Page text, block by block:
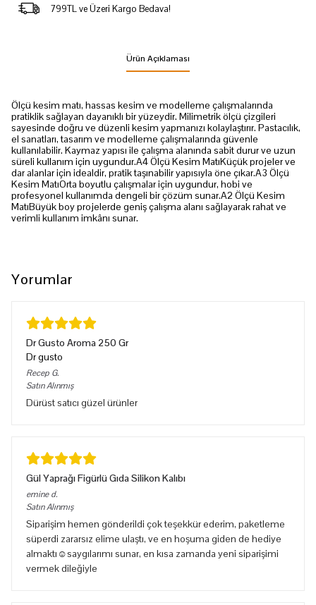
799TL ve Üzeri Kargo Bedava!
Ürün Açıklaması
Ölçü kesim matı, hassas kesim ve modelleme çalışmalarında
pratiklik sağlayan dayanıklı bir yüzeydir. Milimetrik ölçü çizgileri
sayesinde doğru ve düzenli kesim yapmanızı kolaylaştırır. Pastacılık,
el sanatları, tasarım ve modelleme çalışmalarında güvenle
kullanılabilir. Kaymaz yapısı ile çalışma alanında sabit durur ve uzun
süreli kullanım için uygundur.A4 Ölçü Kesim MatıKüçük projeler ve
dar alanlar için idealdir, pratik taşınabilir yapısıyla öne çıkar.A3 Ölçü
Kesim MatıOrta boyutlu çalışmalar için uygundur, hobi ve
profesyonel kullanımda dengeli bir çözüm sunar.A2 Ölçü Kesim
MatıBüyük boy projelerde geniş çalışma alanı sağlayarak rahat ve
verimli kullanım imkânı sunar.
Yorumlar
Dr Gusto Aroma 250 Gr
Dr gusto
Recep G.
Satın Alınmış
Dürüst satıcı güzel ürünler
Gül Yaprağı Figürlü Gıda Silikon Kalıbı
emine d.
Satın Alınmış
Siparişim hemen gönderildi çok teşekkür ederim, paketleme
süperdi zararsız elime ulaştı, ve en hoşuma giden de hediye
almaktı☺️saygılarımı sunar, en kısa zamanda yeni siparişimi
vermek dileğiyle